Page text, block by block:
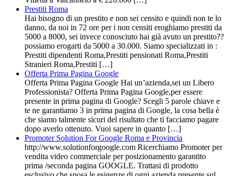
Prestiti Roma
Hai bisogno di un prestito e non sei censito e quindi non te lo
danno, da noi in 72 ore per i non censiti eroghiamo prestiti da
5000 a 8000, sei invece conosciuto hai già avuto un prestito??
possiamo erogarti da 5000 a 30.000. Siamo specializzati in :
Prestiti dipendenti Roma,Prestiti pensionati Roma,Prestiti
Stranieri Roma,Prestiti […]
Offerta Prima Pagina Google
Offerta Prima Pagina Google Hai un’azienda,sei un Libero
Professionista? Offerta Prima Pagina Google,per essere
presente in prima pagina di Google? Scegli 5 parole chiave e
te ne garantiamo 3 in prima pagina di Google, la cosa bella è
che siamo talmente sicuri del risultato che ti facciamo pagare
dopo averlo ottenuto. Vuoi sapere in quanto […]
Promoter Solution For Google Roma e Provincia
http://www.solutionforgoogle.com Ricerchiamo Promoter per
vendita video commerciale per posizionamento garantito
prima /seconda pagina GOOGLE. Trattasi di prodotto